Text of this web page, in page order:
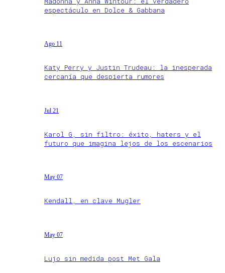
espectáculo en Dolce & Gabbana
Ago 11
Katy Perry y Justin Trudeau: la inesperada
cercanía que despierta rumores
Jul 21
Karol G, sin filtro: éxito, haters y el
futuro que imagina lejos de los escenarios
May 07
Kendall, en clave Mugler
May 07
Lujo sin medida post Met Gala